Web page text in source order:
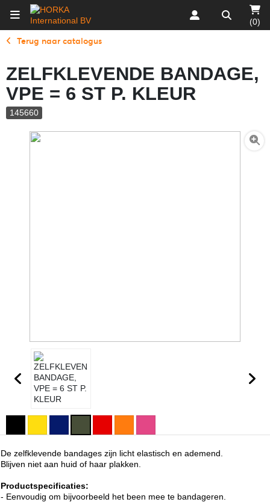
(0)
Terug naar catalogus
ZELFKLEVENDE BANDAGE,
VPE = 6 ST P. KLEUR
145660
De zelfklevende bandages zijn licht elastisch en ademend.
Blijven niet aan huid of haar plakken.
Productspecificaties:
- Eenvoudig om bijvoorbeeld het been mee te bandageren.